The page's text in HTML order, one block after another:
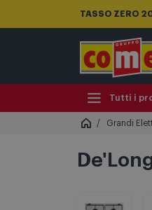
TASSO ZERO
Tutti i
Grandi